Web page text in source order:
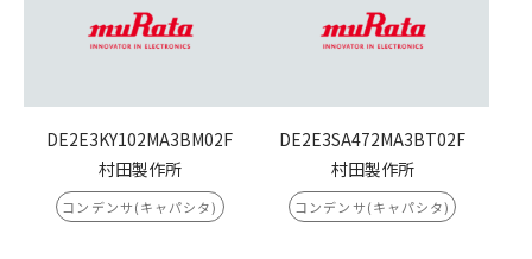
DE2E3KY102MA3BM02F
村田製作所
コンデンサ(キャパシタ)
DE2E3SA472MA3BT02F
村田製作所
コンデンサ(キャパシタ)